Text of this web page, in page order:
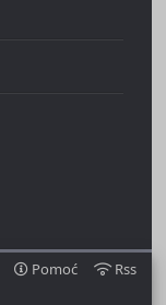
Pomoć Rss